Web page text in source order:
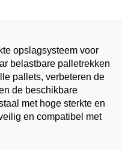
opslagsysteem voor
belastbare palletrekken
pallets, verbeteren de
de beschikbare
met hoge sterkte en
en compatibel met